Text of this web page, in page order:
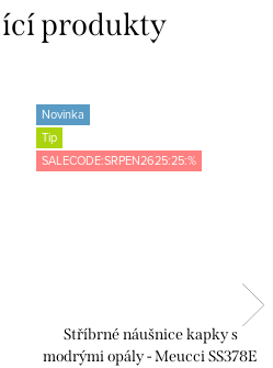
produkty
Novinka
Tip
SALECODE:SRPEN2625:25:%
Stříbrné náušnice kapky s
modrými opály - Meucci SS378E